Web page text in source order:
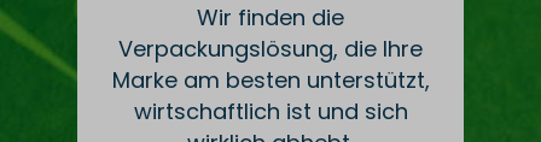
Wir finden die
Verpackungslösung, die Ihre
Marke am besten unterstützt,
wirtschaftlich ist und sich